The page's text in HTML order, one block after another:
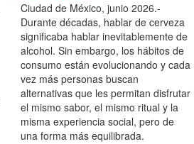
Ciudad de México, junio 2026.-
Durante décadas, hablar de cerveza
significaba hablar inevitablemente de
alcohol. Sin embargo, los hábitos de
consumo están evolucionando y cada
vez más personas buscan
alternativas que les permitan disfrutar
el mismo sabor, el mismo ritual y la
misma experiencia social, pero de
una forma más equilibrada.